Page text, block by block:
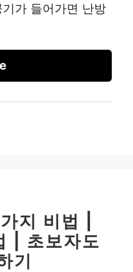
가 들어가면 난방
지 비법 |
| 초보자도
기